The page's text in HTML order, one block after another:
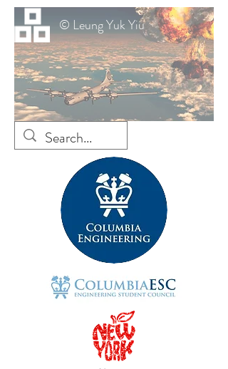
© Leung Yuk Yiu